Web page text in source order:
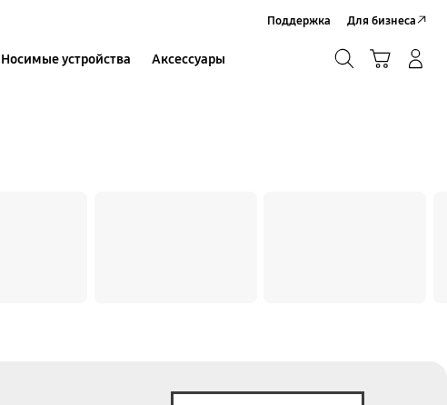
Носимые устройства Аксессуары
Поддержка Для бизнеса